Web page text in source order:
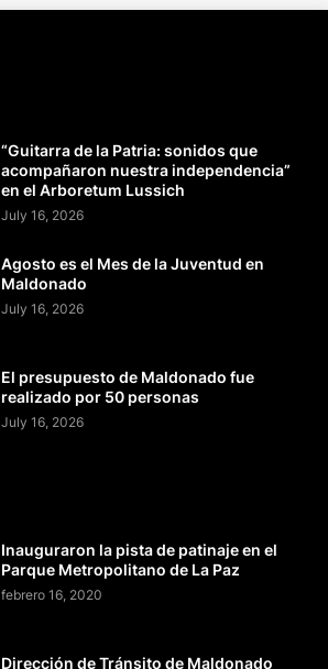
“Guitarra de la Patria: sonidos que
acompañaron nuestra independencia”
en el Arboretum Lussich
July 16, 2026
Agosto es el Mes de la Juventud en
Maldonado
July 16, 2026
El presupuesto de Maldonado fue
realizado por 50 personas
July 16, 2026
Inauguraron la pista de patinaje en el
Parque Metropolitano de La Paz
febrero 16, 2020
Dirección de Tránsito de Maldonado